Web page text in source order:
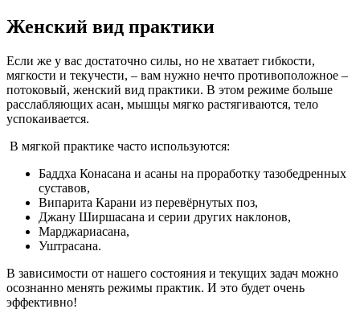
Женский вид практики
Если же у вас достаточно силы, но не хватает гибкости,
мягкости и текучести, – вам нужно нечто противоположное –
потоковый, женский вид практики. В этом режиме больше
расслабляющих асан, мышцы мягко растягиваются, тело
успокаивается.
В мягкой практике часто используются:
Баддха Конасана и асаны на проработку тазобедренных
суставов,
Випарита Карани из перевёрнутых поз,
Джану Ширшасана и серии других наклонов,
Марджариасана,
Уштрасана.
В зависимости от нашего состояния и текущих задач можно
осознанно менять режимы практик. И это будет очень
эффективно!